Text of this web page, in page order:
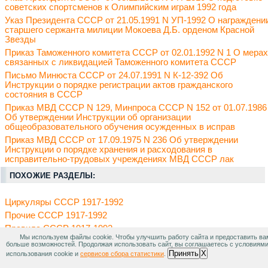
советских спортсменов к Олимпийским играм 1992 года
Указ Президента СССР от 21.05.1991 N УП-1992 О
старшего сержанта милиции Мокоева Д.Б. орденом Красной
Звезды
Приказ Таможенного комитета СССР от 02.01.1992 N 1 О
связанных с ликвидацией Таможенного комитета СССР
Письмо Минюста СССР от 24.07.1991 N К-12-392 Об
Инструкции о порядке регистрации актов гражданского
состояния в СССР
Приказ МВД СССР N 129, Минпроса СССР N 152 от 01.07.1986
Об утверждении Инструкции об организации
общеобразовательного обучения осужденных в исправ
Приказ МВД СССР от 17.09.1975 N 236 Об утверждении
Инструкции о порядке хранения и расходования в
исправительно-трудовых учреждениях МВД СССР лак
ПОХОЖИЕ РАЗДЕЛЫ:
Циркуляры СССР 1917-1992
Прочие СССР 1917-1992
Правила СССР 1917-1992
Обращения СССР 1917-1992
Распоряжения СССР 1917-1992
Мы используем файлы cookie. Чтобы улучшить работу сайта и предоставить
больше возможностей. Продолжая использовать сайт, вы соглашаетесь с условиями
использования cookie и сервисов сбора статистики Принять X